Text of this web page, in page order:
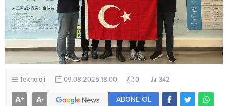
Teknoloji 09.08.2025 18:00 0 342
A+ A- ABONE OL